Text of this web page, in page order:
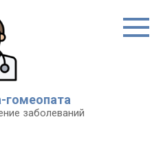
гомеопата
заболеваний